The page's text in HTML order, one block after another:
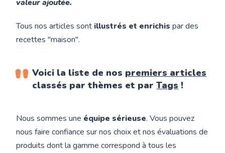
valeur ajoutée.
Tous nos articles sont illustrés et enrichis par des
recettes "maison".
Voici la liste de nos premiers articles
classés par thèmes et parTags !
Nous sommes une équipe sérieuse. Vous pouvez
nous faire confiance sur nos choix et nos évaluations de
produits dont la gamme correspond à tous les